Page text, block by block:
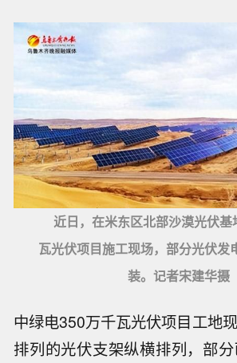
近日，在米东区北部沙漠光伏基
瓦光伏项目施工现场，部分光伏发
装。记者宋建华摄
中绿电350万千瓦光伏项目工地
排列的光伏支架纵横排列，部